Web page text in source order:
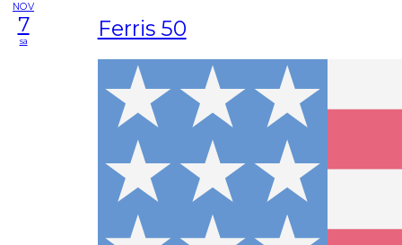
NOV
7
sa Ferris 50